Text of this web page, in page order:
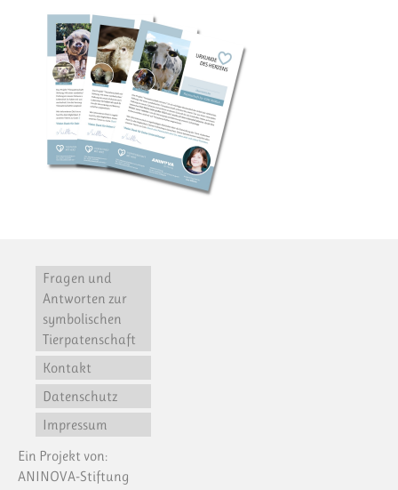
Fragen und
Antworten zur
symbolischen
Tierpatenschaft
Kontakt
Datenschutz
Impressum
Ein Projekt von:
ANINOVA-Stiftung